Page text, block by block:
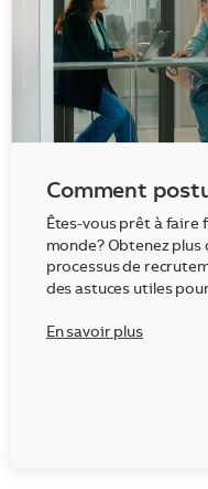
Comment
Êtes-vous prêt à faire
monde? Obtenez
processus de
des astuces utiles
En savoir plus